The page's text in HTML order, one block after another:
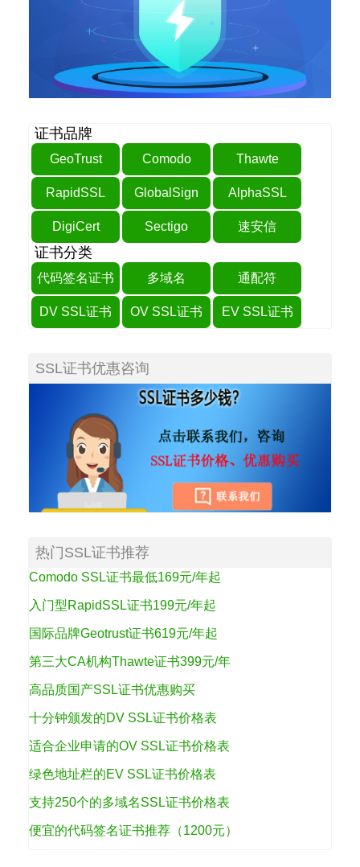
证书品牌
GeoTrust Comodo Thawte
RapidSSL GlobalSign AlphaSSL
DigiCert Sectigo 速安信
证书分类
代码签名证书 多域名 通配符
DV SSL证书 OV SSL证书 EV SSL证书
SSL证书优惠咨询
热门SSL证书推荐
Comodo SSL证书最低169元/年起
入门型RapidSSL证书199元/年起
国际品牌Geotrust证书619元/年起
第三大CA机构Thawte证书399元/年
高品质国产SSL证书优惠购买
十分钟颁发的DV SSL证书价格表
适合企业申请的OV SSL证书价格表
绿色地址栏的EV SSL证书价格表
支持250个的多域名SSL证书价格表
便宜的代码签名证书推荐（1200元）